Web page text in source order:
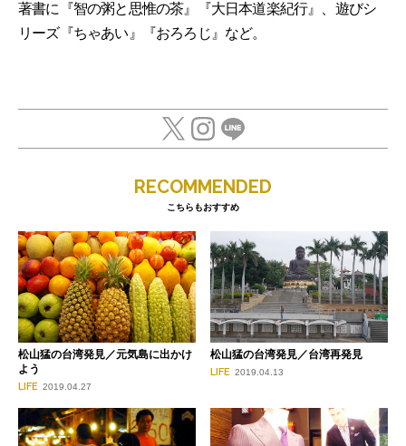
著書に『智の粥と思惟の茶』『大日本道楽紀行』、遊びシ
リーズ『ちゃあい』『おろろじ』など。
RECOMMENDED
こちらもおすすめ
松山猛の台湾発見／元気島に出かけ
よう
LIFE 2019.04.27
松山猛の台湾発見／台湾再発見
LIFE 2019.04.13